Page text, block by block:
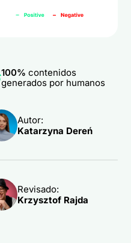
100% contenidos
generados por humanos
Autor:
Katarzyna Dereń
Revisado:
Krzysztof Rajda